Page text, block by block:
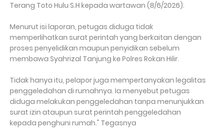
Terang Toto Hulu S.H kepada wartawan (8/6/2026).
Menurut isi laporan, petugas diduga tidak
memperlihatkan surat perintah yang berkaitan dengan
proses penyelidikan maupun penyidikan sebelum
membawa Syahrizal Tanjung ke Polres Rokan Hilir.
Tidak hanya itu, pelapor juga mempertanyakan legalitas
penggeledahan di rumahnya. Ia menyebut petugas
diduga melakukan penggeledahan tanpa menunjukkan
surat izin ataupun surat perintah penggeledahan
kepada penghuni rumah." Tegasnya